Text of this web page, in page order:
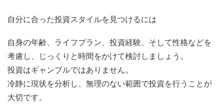
自分に合った投資スタイルを見つけるには
自身の年齢、ライフプラン、投資経験、そして性格などを
考慮し、じっくりと時間をかけて検討しましょう。
投資はギャンブルではありません。
冷静に現状を分析し、無理のない範囲で投資を行うことが
大切です。